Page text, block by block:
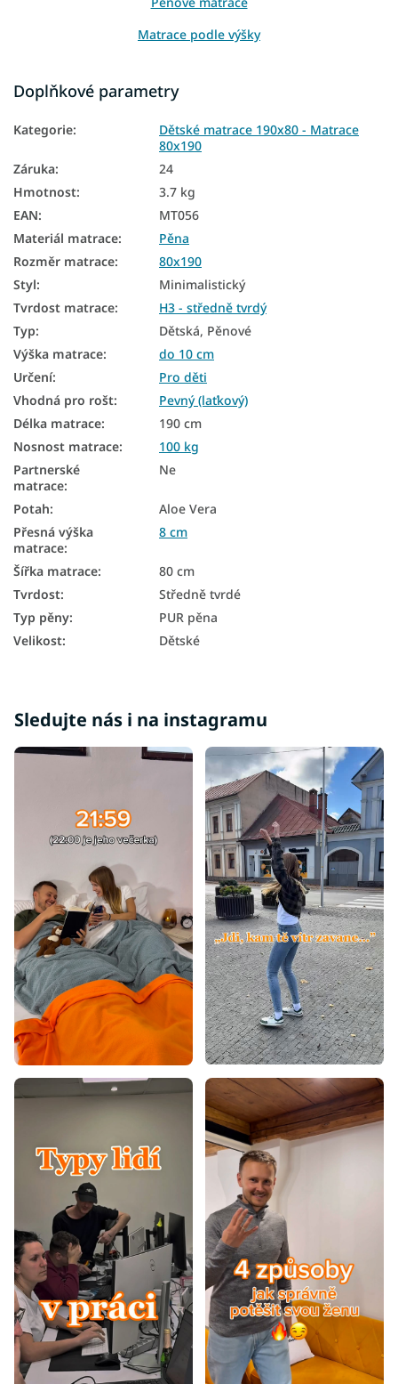
Matrace podle výšky
Matrace Aloe Vera
Matrace z PUR pěny
Slovenské matrace
Matrace podle tvrdosti
Tvrdé matrace
Dětské matrace podle rozměru
Dětské matrace podle materiálu
Antialergické matrace
Antibakteriální matrace
Dětské molitanové matrace
Levné matrace 80x190
Doplňkové parametry
Kategorie:
Dětské matrace 190x80 - Matrace
80x190
Záruka:
24
Hmotnost:
3.7 kg
EAN:
MT056
Materiál matrace:
Pěna
Rozměr matrace:
80x190
Styl:
Minimalistický
Tvrdost matrace:
H3 - středně tvrdý
Typ:
Dětská, Pěnové
Výška matrace:
do 10 cm
Určení:
Pro děti
Vhodná pro rošt:
Pevný (laťkový)
Délka matrace:
190 cm
Nosnost matrace:
100 kg
Partnerské
matrace:
Ne
Potah:
Aloe Vera
Přesná výška
matrace:
8 cm
Šířka matrace:
80 cm
Tvrdost:
Středně tvrdé
Typ pěny:
PUR pěna
Velikost: Dětské
Sledujte nás i na instagramu